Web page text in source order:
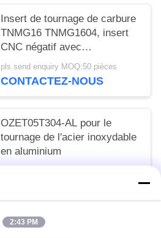
Insert de tournage de carbure
TNMG16 TNMG1604, insert
CNC négatif avec
déchiqueteur semi-fini 3MU
pls send enquiry MOQ:50 pièces
CONTACTEZ-NOUS
OZET05T304-AL pour le
tournage de l'acier inoxydable
en aluminium
2:43 PM